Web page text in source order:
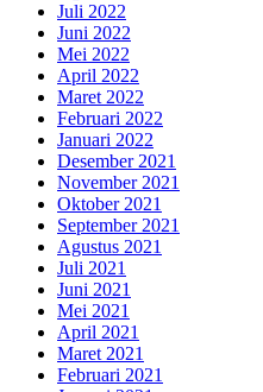
Juli 2022
Juni 2022
Mei 2022
April 2022
Maret 2022
Februari 2022
Januari 2022
Desember 2021
November 2021
Oktober 2021
September 2021
Agustus 2021
Juli 2021
Juni 2021
Mei 2021
April 2021
Maret 2021
Februari 2021